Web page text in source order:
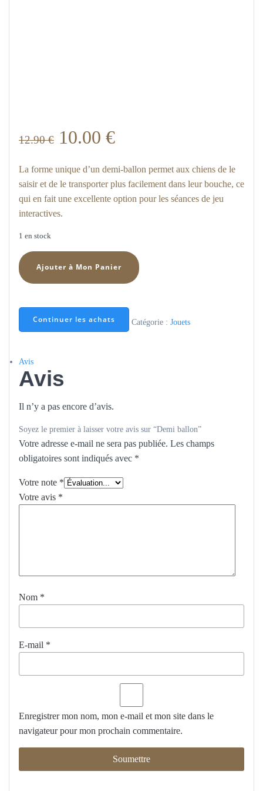
12.90€ Le
prix
initial
12.90 €.
10.00 €Le
prix
actuel
10.00 €.
La forme unique d’un demi-ballon permet aux chiens de le
saisir et de le transporter plus facilement dans leur bouche, ce
qui en fait une excellente option pour les séances de jeu
interactives.
1 en stock
quantité
de
Ajouter à Mon Panier
Continuer les achats Catégorie : Jouets
Avis
Avis
Il n’y a pas encore d’avis.
Soyez le premier à laisser votre avis sur “Demi ballon”
Votre adresse e-mail ne sera pas publiée. Les champs
obligatoires sont indiqués avec *
Votre note *
Votre avis *
Nom *
E-mail *
Enregistrer mon nom, mon e-mail et mon site dans le
navigateur pour mon prochain commentaire.